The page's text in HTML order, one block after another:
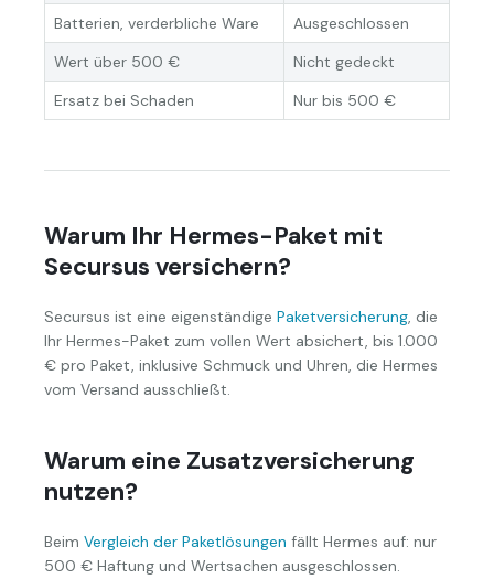
Batterien, verderbliche Ware
Ausgeschlossen
Wert über 500 €
Nicht gedeckt
Ersatz bei Schaden
Nur bis 500 €
Warum Ihr Hermes-Paket mit
Secursus versichern?
Secursus ist eine eigenständige Paketversicherung, die
Ihr Hermes-Paket zum vollen Wert absichert, bis 1.000
€ pro Paket, inklusive Schmuck und Uhren, die Hermes
vom Versand ausschließt.
Warum eine Zusatzversicherung
nutzen?
Beim Vergleich der Paketlösungen fällt Hermes auf: nur
500 € Haftung und Wertsachen ausgeschlossen.